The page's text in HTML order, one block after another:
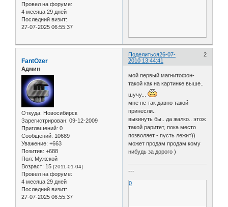
Провел на форуме:
4 месяца 29 дней
Последний визит:
27-07-2025 06:55:37
Поделиться 2
26-07-
2010 13:44:41
FantOzer
Админ
Откуда: Новосибирск
Зарегистрирован: 09-12-2009
Приглашений: 0
Сообщений: 10689
Уважение: +663
Позитив: +688
Пол: Мужской
Возраст: 15 [2011-01-04]
Провел на форуме:
4 месяца 29 дней
Последний визит:
27-07-2025 06:55:37
мой первый магнитофон-
такой как на картинке выше..
шучу...
мне не так давно такой
принесли..
выкинуть бы.. да жалко.. этож
такой раритет, пока место
позволяет - пусть лежит))
может продам продам кому
нибудь за дорого )
---
0